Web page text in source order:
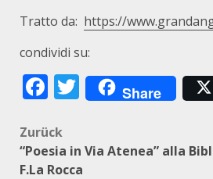
Tratto da: https://
condividi su:
Facebook
Twitter
Share
Beitragsnavigation
Zurück
“Poesia in Via Atenea” alla
F.La Rocca